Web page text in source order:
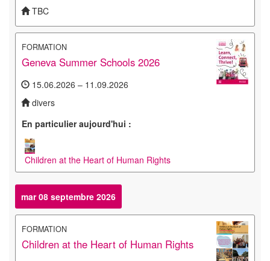
TBC
FORMATION
Geneva Summer Schools 2026
15.06.2026 – 11.09.2026
divers
En particulier aujourd'hui :
Children at the Heart of Human Rights
mar 08 septembre 2026
FORMATION
Children at the Heart of Human Rights